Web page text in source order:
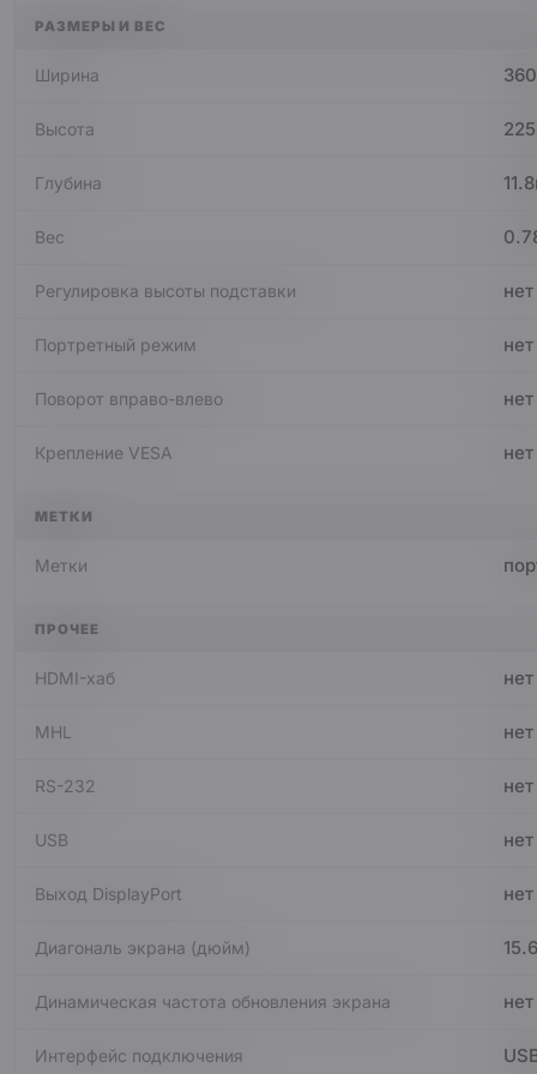
РАЗМЕРЫ И ВЕС
Ширина
Высота
Глубина
Вес
Регулировка высоты подставки нет
Портретный режим нет
Поворот вправо-влево нет
Крепление VESA нет
МЕТКИ
Метки
ПРОЧЕЕ
HDMI-хаб нет
MHL нет
RS-232 нет
USB нет
Выход DisplayPort нет
Диагональ экрана (дюйм) 15.6
Динамическая частота обновления экрана нет
Интерфейс подключения